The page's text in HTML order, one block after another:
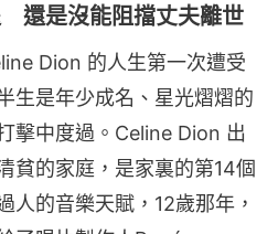
是沒能阻擋丈夫離世
Dion 的人生第一次遭受
生是年少成名、星光熠熠的
擊中度過。Celine Dion 出
貧的家庭，是家裏的第14個
人的音樂天賦，12歲那年，